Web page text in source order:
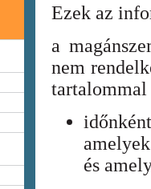
Ezek az
a
nem
és